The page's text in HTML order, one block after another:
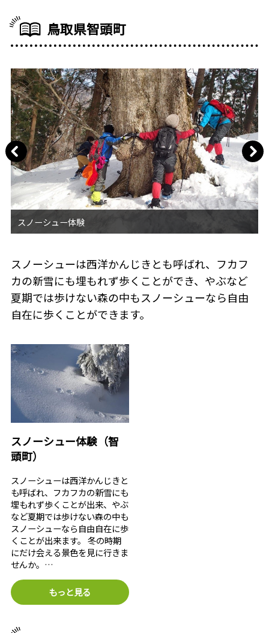
鳥取県智頭町
スノーシューは西洋かんじきとも呼ばれ、フカフ
カの新雪にも埋もれず歩くことができ、やぶなど
夏期では歩けない森の中もスノーシューなら自由
自在に歩くことができます。
スノーシュー体験（智
頭町）
スノーシューは西洋かんじきと
も呼ばれ、フカフカの新雪にも
埋もれず歩くことが出来、やぶ
など夏期では歩けない森の中も
スノーシューなら自由自在に歩
くことが出来ます。 冬の時期
にだけ会える景色を見に行きま
せんか。…
もっと見る